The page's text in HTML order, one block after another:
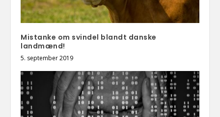
Mistanke om svindel blandt danske
landmænd!
5. september 2019